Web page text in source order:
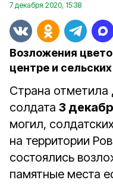
7 декабря 2020, 15:38
Возложения
центре и
Страна отметила
солдата 3
могил,
на территории
состоялись
памятные места